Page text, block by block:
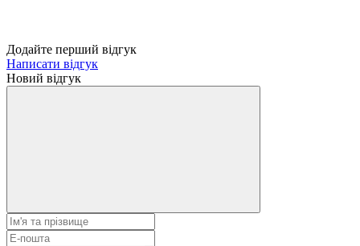
Додайте перший відгук
Написати відгук
Новий відгук